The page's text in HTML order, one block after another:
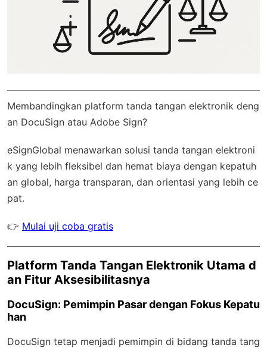
Membandingkan platform tanda tangan elektronik deng
an DocuSign atau Adobe Sign?
eSignGlobal menawarkan solusi tanda tangan elektroni
k yang lebih fleksibel dan hemat biaya dengan kepatuh
an global, harga transparan, dan orientasi yang lebih ce
pat.
👉 Mulai uji coba gratis
Platform Tanda Tangan Elektronik Utama d
an Fitur Aksesibilitasnya
DocuSign: Pemimpin Pasar dengan Fokus Kepatu
han
DocuSign tetap menjadi pemimpin di bidang tanda tang